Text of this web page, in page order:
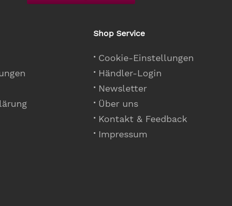
Shop Service
Cookie-Einstellungen
Händler-Login
Newsletter
Über uns
Kontakt & Feedback
Impressum